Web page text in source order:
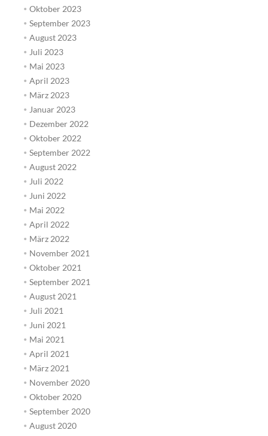
Oktober 2023
September 2023
August 2023
Juli 2023
Mai 2023
April 2023
März 2023
Januar 2023
Dezember 2022
Oktober 2022
September 2022
August 2022
Juli 2022
Juni 2022
Mai 2022
April 2022
März 2022
November 2021
Oktober 2021
September 2021
August 2021
Juli 2021
Juni 2021
Mai 2021
April 2021
März 2021
November 2020
Oktober 2020
September 2020
August 2020